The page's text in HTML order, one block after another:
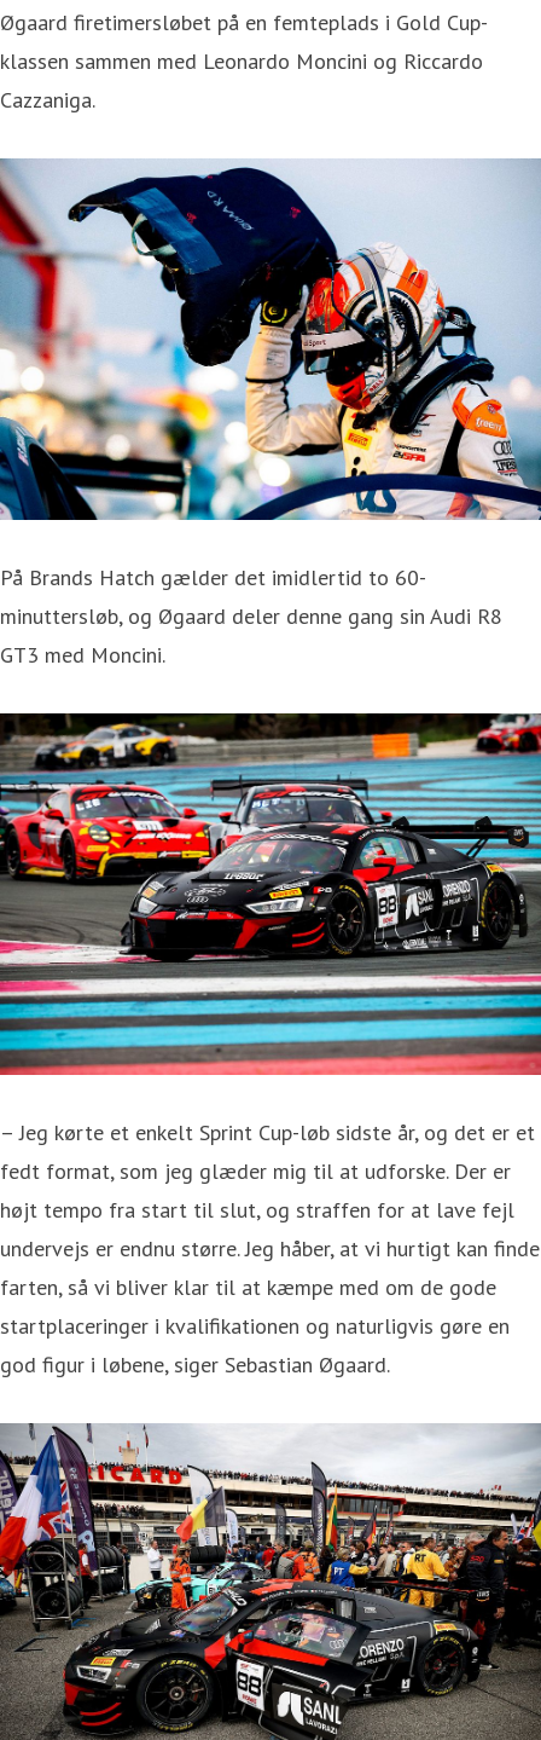
Øgaard firetimersløbet på en femteplads i Gold Cup-
klassen sammen med Leonardo Moncini og Riccardo
Cazzaniga.
På Brands Hatch gælder det imidlertid to 60-
minuttersløb, og Øgaard deler denne gang sin Audi R8
GT3 med Moncini.
– Jeg kørte et enkelt Sprint Cup-løb sidste år, og det er et
fedt format, som jeg glæder mig til at udforske. Der er
højt tempo fra start til slut, og straffen for at lave fejl
undervejs er endnu større. Jeg håber, at vi hurtigt kan finde
farten, så vi bliver klar til at kæmpe med om de gode
startplaceringer i kvalifikationen og naturligvis gøre en
god figur i løbene, siger Sebastian Øgaard.